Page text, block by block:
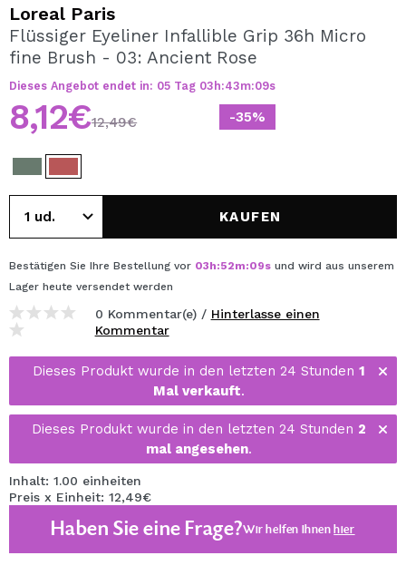
REGISTRIEREN
Durch die Erstellung eines Kontos bei Maquillalia.de
können Sie Ihre Einkäufe schnell tätigen, den Status Ihrer
einsehen.
Loreal Paris
Flüssiger Eyeliner Infallible Grip 36h Micro
fine Brush - 03: Ancient Rose
Dieses Angebot endet in: 05 Tag 03 h:43m:09s
-35%
8,12€12,49€
KAUFEN
Bestätigen Sie Ihre Bestellung vor 03h:52m:09s und wird aus unserem
Lager heute versendet werden
0 Kommentar(e) / Hinterlasse einen
Kommentar
Dieses Produkt wurde in den letzten 24 Stunden 1
Mal verkauft.
Dieses Produkt wurde in den letzten 24 Stunden 2
mal angesehen.
Inhalt: 1.00 einheiten
Preis x Einheit: 12,49€
Haben Sie eine Frage?Wir helfen Ihnenhier